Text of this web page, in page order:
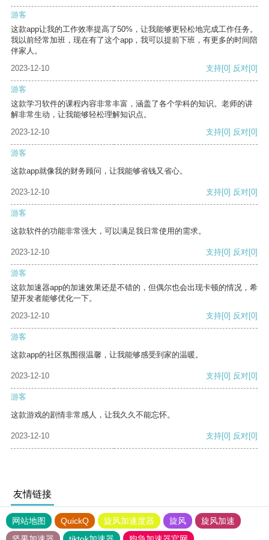
游客
这款app让我的工作效率提高了50%，让我能够更轻松地完成工作任务。
我以前经常加班，现在有了这个app，我可以提前下班，有更多的时间陪
伴家人。
2023-12-10
支持[0] 反对[0]
游客
这款学习软件的课程内容非常丰富，涵盖了各个学科的知识。老师的讲
解非常生动，让我能够轻松理解知识点。
2023-12-10
支持[0] 反对[0]
游客
这款app就像我的财务顾问，让我能够省钱又省心。
2023-12-10 支持[0] 反对[0]
游客
这款软件的功能非常强大，可以满足我日常使用的需求。
2023-12-10 支持[0] 反对[0]
游客
这款加速器app的加速效果还是不错的，但偶尔也会出现卡顿的情况，希
望开发者能够优化一下。
2023-12-10
支持[0] 反对[0]
游客
这款app的社区氛围很温馨，让我能够感受到家的温暖。
2023-12-10 支持[0] 反对[0]
游客
这款游戏的剧情非常感人，让我久久不能忘怀。
2023-12-10 支持[0] 反对[0]
友情链接
网站地图 QuickQ 旋风加速度器 旋风
旋风加速